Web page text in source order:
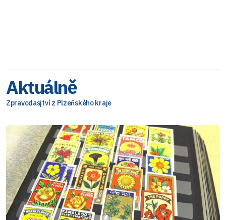
Aktuálně
Zpravodasjtví z Plzeňského kraje